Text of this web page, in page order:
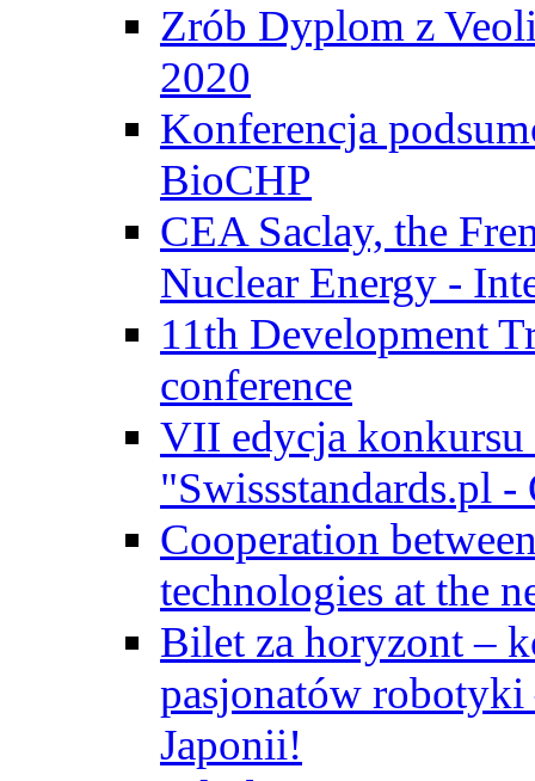
Zrób Dyplom z
2020
Konferencja
BioCHP
CEA Saclay, the
Nuclear Energy -
11th Development
conference
VII edycja konkursu
"Swissstandards.pl
Cooperation
technologies at the
Bilet za horyzont –
pasjonatów
Japonii!